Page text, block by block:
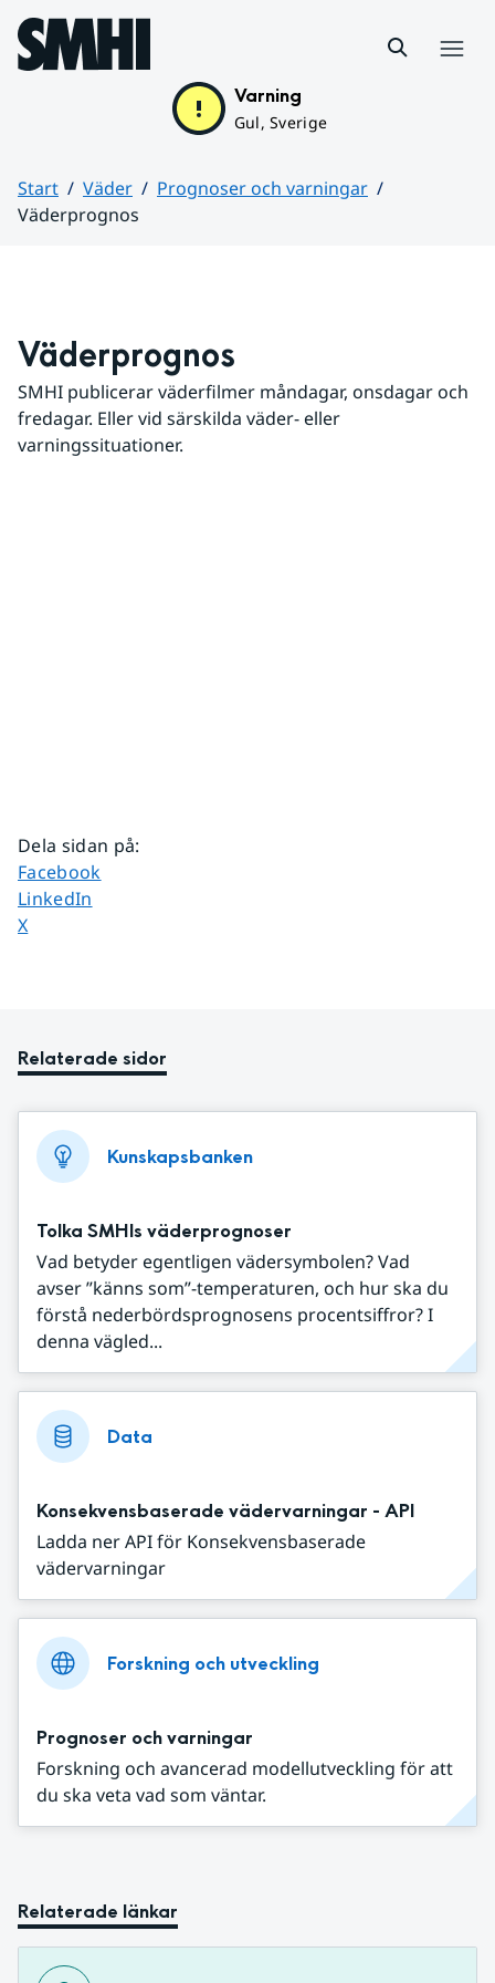
Hoppa till sidans innehåll
Varning
Gul, Sverige
Start Väder
Prognoser och varningar
Väderprognos
Väderprognos
SMHI publicerar väderfilmer måndagar, onsdagar och
fredagar. Eller vid särskilda väder- eller
varningssituationer.
Dela sidan på:
Dela sidan på
Facebook
Dela sidan på
LinkedIn
Dela sidan på
X
Relaterade sidor
Kunskapsbanken
Tolka SMHIs väderprognoser
Vad betyder egentligen vädersymbolen? Vad
avser ”känns som”-temperaturen, och hur ska du
förstå nederbördsprognosens procentsiffror? I
denna vägled...
Data
Konsekvensbaserade vädervarningar - API
Ladda ner API för Konsekvensbaserade
vädervarningar
Forskning och utveckling
Prognoser och varningar
Forskning och avancerad modellutveckling för att
du ska veta vad som väntar.
Relaterade länkar